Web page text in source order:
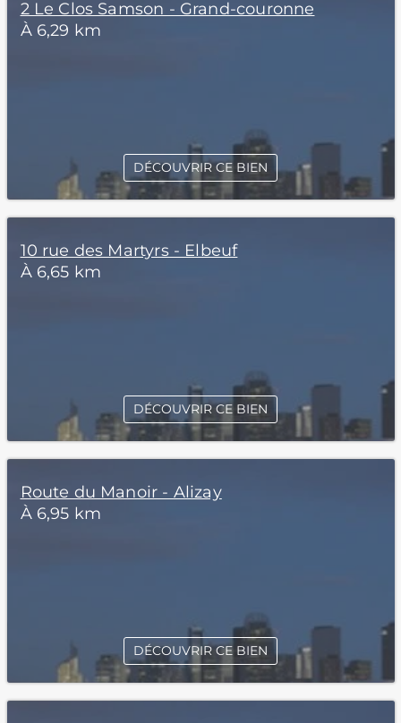
2 Le Clos Samson - Grand-couronne
À 6,29 km
DÉCOUVRIR CE BIEN
10 rue des Martyrs - Elbeuf
À 6,65 km
DÉCOUVRIR CE BIEN
Route du Manoir - Alizay
À 6,95 km
DÉCOUVRIR CE BIEN